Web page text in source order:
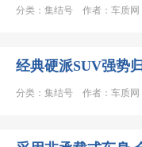
分类：集结号 作者：车质网
经典硬派SUV强势
分类：集结号 作者：车质网